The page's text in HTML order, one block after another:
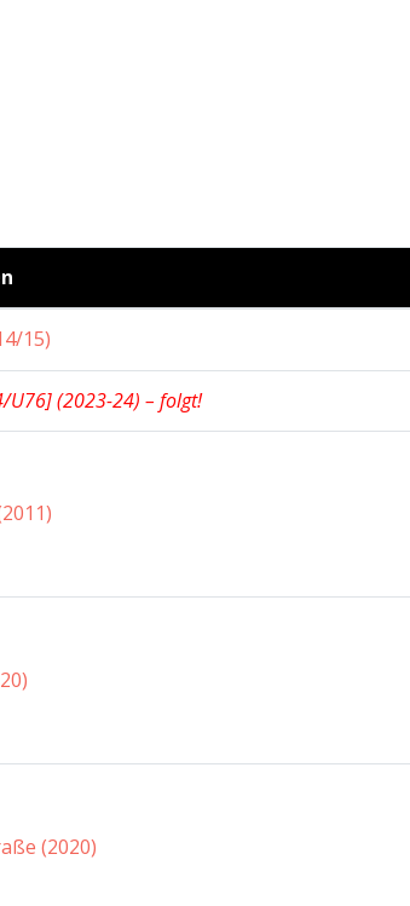
15)
U76] (2023-24) – folgt!
(2020)